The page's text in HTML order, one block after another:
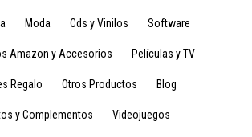
Moda Cds y Vinilos Software
Amazon y Accesorios Películas y TV
Regalo Otros Productos Blog
y Complementos Videojuegos